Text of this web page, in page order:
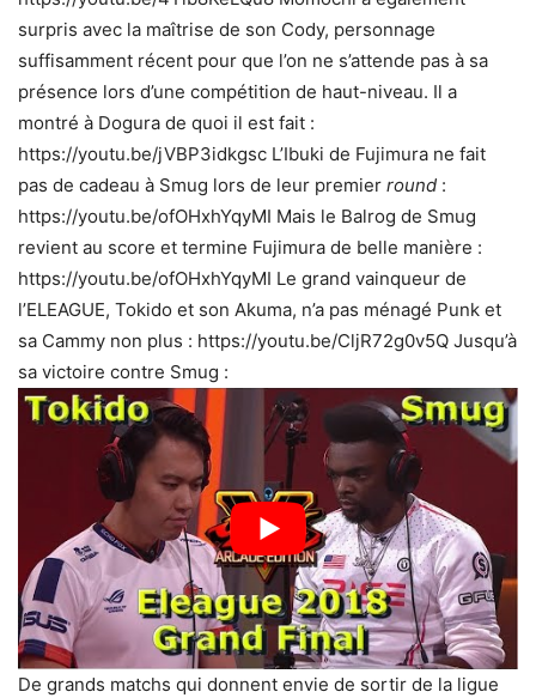
surpris avec la maîtrise de son Cody, personnage
suffisamment récent pour que l’on ne s’attende pas à sa
présence lors d’une compétition de haut-niveau. Il a
montré à Dogura de quoi il est fait :
https://youtu.be/jVBP3idkgsc L’Ibuki de Fujimura ne fait
pas de cadeau à Smug lors de leur premier round :
https://youtu.be/ofOHxhYqyMI Mais le Balrog de Smug
revient au score et termine Fujimura de belle manière :
https://youtu.be/ofOHxhYqyMI Le grand vainqueur de
l’ELEAGUE, Tokido et son Akuma, n’a pas ménagé Punk et
sa Cammy non plus : https://youtu.be/CljR72g0v5Q Jusqu’à
sa victoire contre Smug :
De grands matchs qui donnent envie de sortir de la ligue